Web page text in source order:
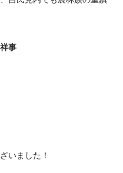
事
いました！